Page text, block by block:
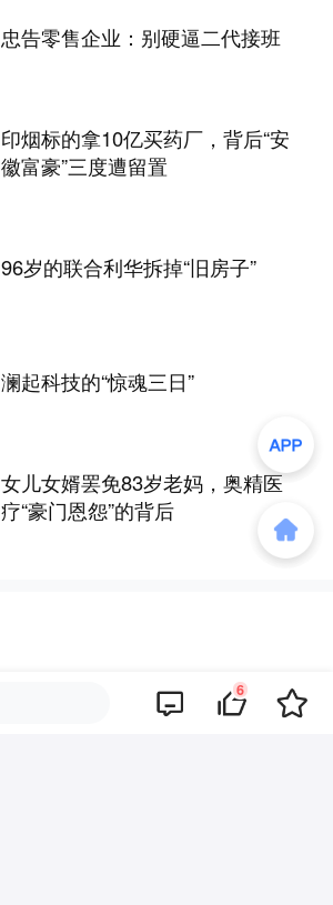
忠告零售企业：别硬逼二代接班
印烟标的拿10亿买药厂，背后“安
徽富豪”三度遭留置
96岁的联合利华拆掉“旧房子”
澜起科技的“惊魂三日”
女儿女婿罢免83岁老妈，奥精医
疗“豪门恩怨”的背后
6